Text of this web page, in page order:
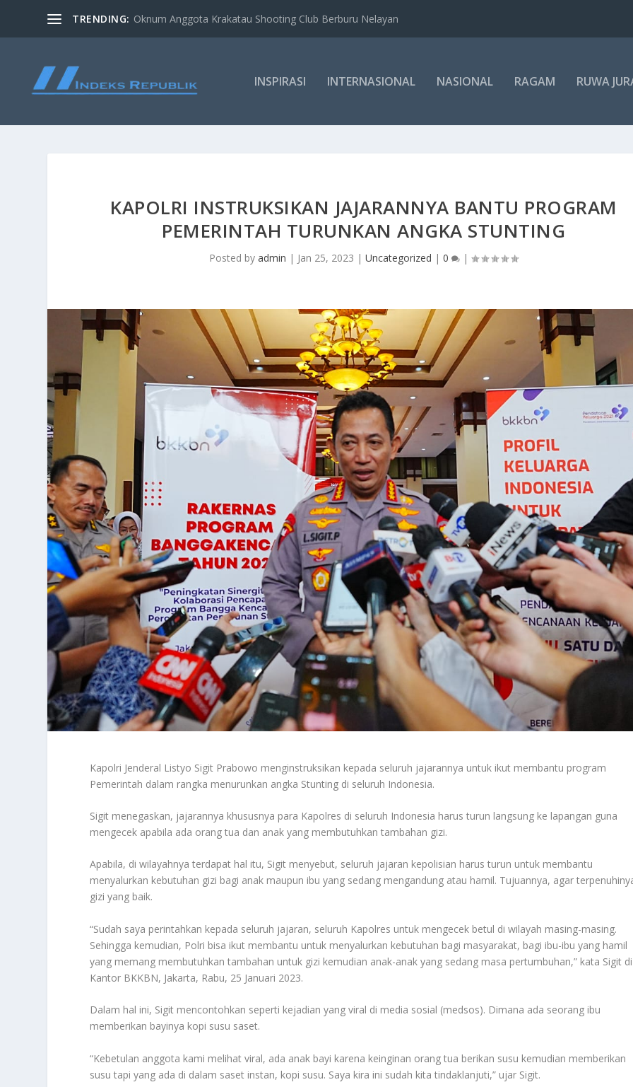
TRENDING: Oknum Anggota Krakatau Shooting Club Berburu Nelayan
INSPIRASI INTERNASIONAL NASIONAL RAGAM RUWA
KAPOLRI INSTRUKSIKAN JAJARANNYA BANTU PROGRAM
PEMERINTAH TURUNKAN ANGKA STUNTING
Posted byadmin | Jan 25, 2023 |Uncategorized |0 |
Kapolri Jenderal Listyo Sigit Prabowo menginstruksikan kepada seluruh jajarannya untuk ikut membantu program
Pemerintah dalam rangka menurunkan angka Stunting di seluruh Indonesia.
Sigit menegaskan, jajarannya khususnya para Kapolres di seluruh Indonesia harus turun langsung ke lapangan guna
mengecek apabila ada orang tua dan anak yang membutuhkan tambahan gizi.
Apabila, di wilayahnya terdapat hal itu, Sigit menyebut, seluruh jajaran kepolisian harus turun untuk membantu
menyalurkan kebutuhan gizi bagi anak maupun ibu yang sedang mengandung atau hamil. Tujuannya, agar
gizi yang baik.
“Sudah saya perintahkan kepada seluruh jajaran, seluruh Kapolres untuk mengecek betul di wilayah masing-masing.
Sehingga kemudian, Polri bisa ikut membantu untuk menyalurkan kebutuhan bagi masyarakat, bagi ibu-ibu yang hamil
yang memang membutuhkan tambahan untuk gizi kemudian anak-anak yang sedang masa pertumbuhan,” kata Sigit di
Kantor BKKBN, Jakarta, Rabu, 25 Januari 2023.
Dalam hal ini, Sigit mencontohkan seperti kejadian yang viral di media sosial (medsos). Dimana ada seorang ibu
memberikan bayinya kopi susu saset.
“Kebetulan anggota kami melihat viral, ada anak bayi karena keinginan orang tua berikan susu kemudian memberikan
susu tapi yang ada di dalam saset instan, kopi susu. Saya kira ini sudah kita tindaklanjuti,” ujar Sigit.